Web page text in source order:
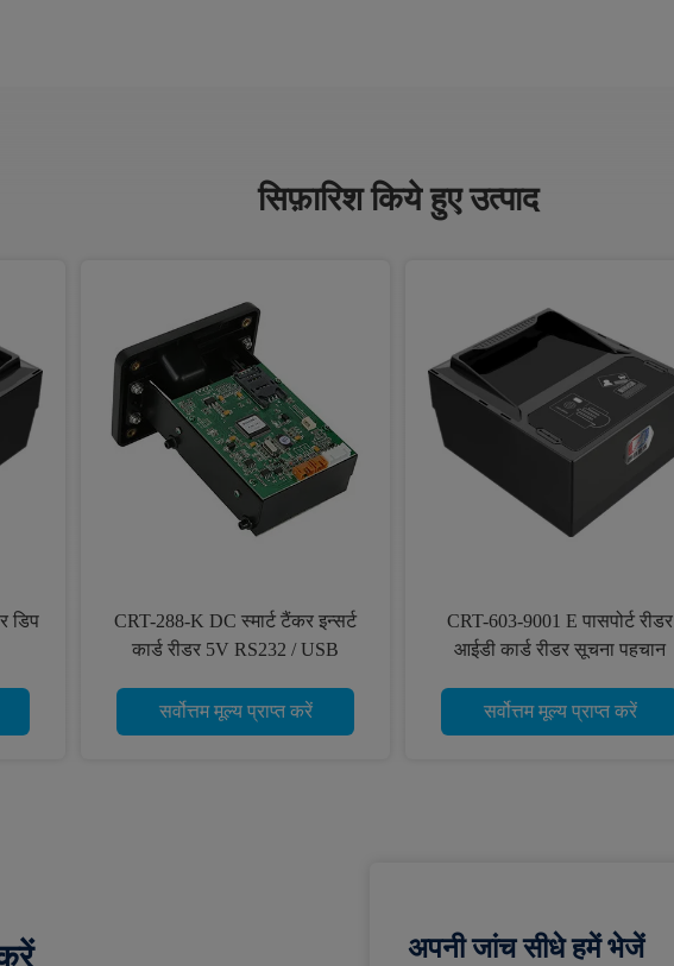
सिफ़ारिश किये हुए उत्पाद
डिप
CRT-288-K DC स्मार्ट टैंकर इन्सर्ट
कार्ड रीडर 5V RS232 / USB
सर्वोत्तम मूल्य प्राप्त करें
CRT-603-9001 E पासपोर्ट रीडर
आईडी कार्ड रीडर सूचना पहचान
सर्वोत्तम मूल्य प्राप्त करें
अपनी जांच सीधे हमें भेजें